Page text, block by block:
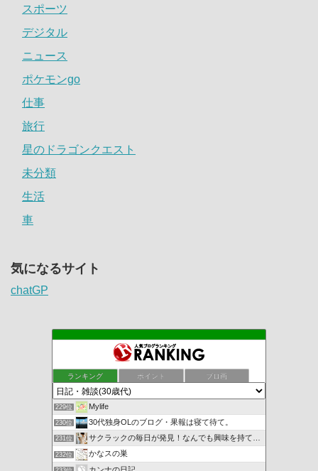
スポーツ
デジタル
ニュース
ポケモンgo
仕事
旅行
星のドラゴンクエスト
未分類
生活
車
気になるサイト
chatGP
ランキング ポイント ブロ画
229位 Mylife
230位 30代独身OLのブログ・果報は寝て待て。
231位 サクラックの毎日が発見！なんでも興味を持て前向きに！
232位 かなスの巣
カンナの日記